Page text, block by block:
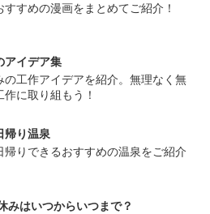
すめの漫画をまとめてご紹介！
アイデア集
の工作アイデアを紹介。無理なく無
に取り組もう！
帰り温泉
帰りできるおすすめの温泉をご紹介
みはいつからいつまで？